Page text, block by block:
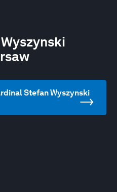
Stefan Wyszynski